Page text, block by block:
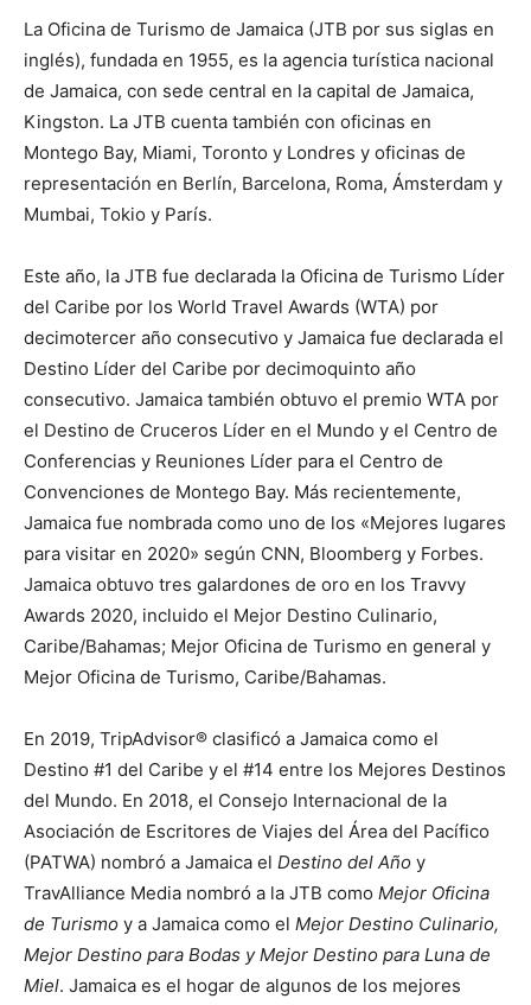
La Oficina de Turismo de Jamaica (JTB por sus siglas en
inglés), fundada en 1955, es la agencia turística nacional
de Jamaica, con sede central en la capital de Jamaica,
Kingston. La JTB cuenta también con oficinas en
Montego Bay, Miami, Toronto y Londres y oficinas de
representación en Berlín, Barcelona, Roma, Ámsterdam y
Mumbai, Tokio y París.
Este año, la JTB fue declarada la Oficina de Turismo Líder
del Caribe por los World Travel Awards (WTA) por
decimotercer año consecutivo y Jamaica fue declarada el
Destino Líder del Caribe por decimoquinto año
consecutivo. Jamaica también obtuvo el premio WTA por
el Destino de Cruceros Líder en el Mundo y el Centro de
Conferencias y Reuniones Líder para el Centro de
Convenciones de Montego Bay. Más recientemente,
Jamaica fue nombrada como uno de los «Mejores lugares
para visitar en 2020» según CNN, Bloomberg y Forbes.
Jamaica obtuvo tres galardones de oro en los Travvy
Awards 2020, incluido el Mejor Destino Culinario,
Caribe/Bahamas; Mejor Oficina de Turismo en general y
Mejor Oficina de Turismo, Caribe/Bahamas.
En 2019, TripAdvisor® clasificó a Jamaica como el
Destino #1 del Caribe y el #14 entre los Mejores Destinos
del Mundo. En 2018, el Consejo Internacional de la
Asociación de Escritores de Viajes del Área del Pacífico
(PATWA) nombró a Jamaica el Destino del Año y
TravAlliance Media nombró a la JTB como Mejor Oficina
de Turismo y a Jamaica como el Mejor Destino Culinario,
Mejor Destino para Bodas y Mejor Destino para Luna de
Miel. Jamaica es el hogar de algunos de los mejores